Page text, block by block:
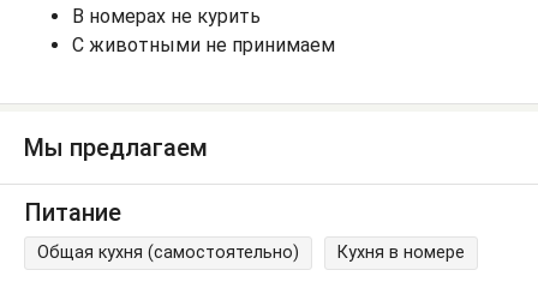
В номерах не курить
С животными не принимаем
Мы предлагаем
Питание
Общая кухня (самостоятельно) Кухня в номере